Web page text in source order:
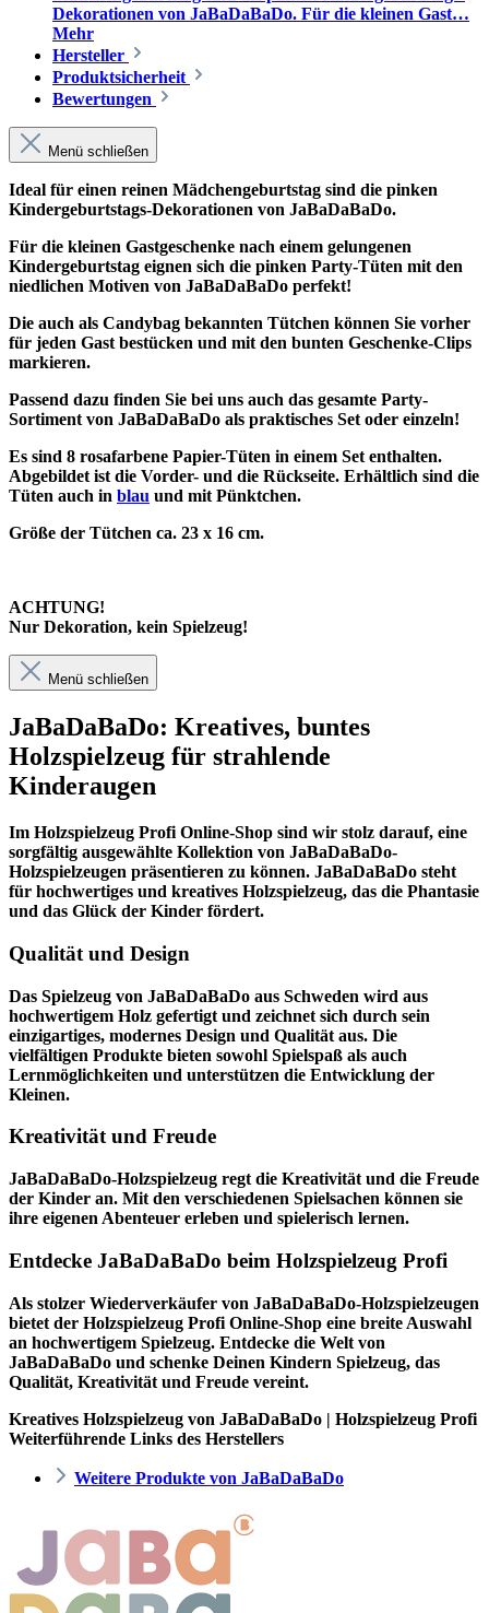
Dekorationen von JaBaDaBaDo. Für die kleinen Gast…
Mehr
Hersteller
Produktsicherheit
Bewertungen
Menü schließen
Ideal für einen reinen Mädchengeburtstag sind die pinken
Kindergeburtstags-Dekorationen von JaBaDaBaDo.
Für die kleinen Gastgeschenke nach einem gelungenen
Kindergeburtstag eignen sich die pinken Party-Tüten mit den
niedlichen Motiven von JaBaDaBaDo perfekt!
Die auch als Candybag bekannten Tütchen können Sie vorher
für jeden Gast bestücken und mit den bunten Geschenke-Clips
markieren.
Passend dazu finden Sie bei uns auch das gesamte Party-
Sortiment von JaBaDaBaDo als praktisches Set oder einzeln!
Es sind 8 rosafarbene Papier-Tüten in einem Set enthalten.
Abgebildet ist die Vorder- und die Rückseite. Erhältlich sind die
Tüten auch in blau und mit Pünktchen.
Größe der Tütchen ca. 23 x 16 cm.
ACHTUNG!
Nur Dekoration, kein Spielzeug!
Menü schließen
JaBaDaBaDo: Kreatives, buntes
Holzspielzeug für strahlende
Kinderaugen
Im Holzspielzeug Profi Online-Shop sind wir stolz darauf, eine
sorgfältig ausgewählte Kollektion von JaBaDaBaDo-
Holzspielzeugen präsentieren zu können. JaBaDaBaDo steht
für hochwertiges und kreatives Holzspielzeug, das die Phantasie
und das Glück der Kinder fördert.
Qualität und Design
Das Spielzeug von JaBaDaBaDo aus Schweden wird aus
hochwertigem Holz gefertigt und zeichnet sich durch sein
einzigartiges, modernes Design und Qualität aus. Die
vielfältigen Produkte bieten sowohl Spielspaß als auch
Lernmöglichkeiten und unterstützen die Entwicklung der
Kleinen.
Kreativität und Freude
JaBaDaBaDo-Holzspielzeug regt die Kreativität und die Freude
der Kinder an. Mit den verschiedenen Spielsachen können sie
ihre eigenen Abenteuer erleben und spielerisch lernen.
Entdecke JaBaDaBaDo beim Holzspielzeug Profi
Als stolzer Wiederverkäufer von JaBaDaBaDo-Holzspielzeugen
bietet der Holzspielzeug Profi Online-Shop eine breite Auswahl
an hochwertigem Spielzeug. Entdecke die Welt von
JaBaDaBaDo und schenke Deinen Kindern Spielzeug, das
Qualität, Kreativität und Freude vereint.
Kreatives Holzspielzeug von JaBaDaBaDo | Holzspielzeug Profi
Weiterführende Links des Herstellers
Weitere Produkte von JaBaDaBaDo